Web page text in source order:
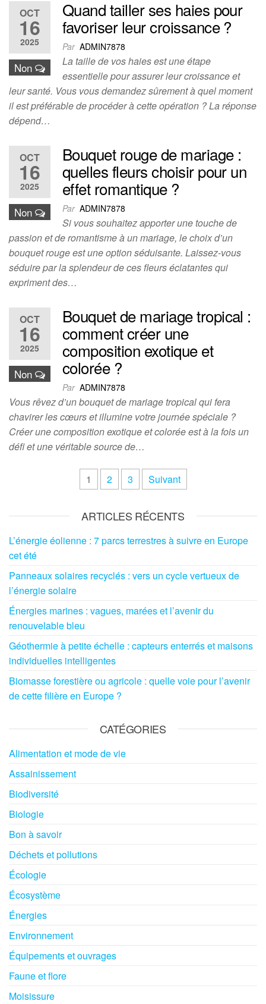
OCT
16
2025
Non
Quand tailler ses haies pour
favoriser leur croissance ?
Par ADMIN7878
La taille de vos haies est une étape
essentielle pour assurer leur croissance et
leur santé. Vous vous demandez sûrement à quel moment
il est préférable de procéder à cette opération ? La réponse
dépend…
OCT
16
2025
Non
Bouquet rouge de mariage :
quelles fleurs choisir pour un
effet romantique ?
Par ADMIN7878
Si vous souhaitez apporter une touche de
passion et de romantisme à un mariage, le choix d’un
bouquet rouge est une option séduisante. Laissez-vous
séduire par la splendeur de ces fleurs éclatantes qui
expriment des…
OCT
16
2025
Non
Bouquet de mariage tropical :
comment créer une
composition exotique et
colorée ?
Par ADMIN7878
Vous rêvez d’un bouquet de mariage tropical qui fera
chavirer les cœurs et illumine votre journée spéciale ?
Créer une composition exotique et colorée est à la fois un
défi et une véritable source de…
Pagination
publications
1 2 3 Suivant
ARTICLES RÉCENTS
L’énergie éolienne : 7 parcs terrestres à suivre en Europe
cet été
Panneaux solaires recyclés : vers un cycle vertueux de
l’énergie solaire
Énergies marines : vagues, marées et l’avenir du
renouvelable bleu
Géothermie à petite échelle : capteurs enterrés et maisons
individuelles intelligentes
Biomasse forestière ou agricole : quelle voie pour l’avenir
de cette filière en Europe ?
CATÉGORIES
Alimentation et mode de vie
Assainissement
Biodiversité
Biologie
Bon à savoir
Déchets et pollutions
Écologie
Écosystème
Énergies
Environnement
Équipements et ouvrages
Faune et flore
Moisissure